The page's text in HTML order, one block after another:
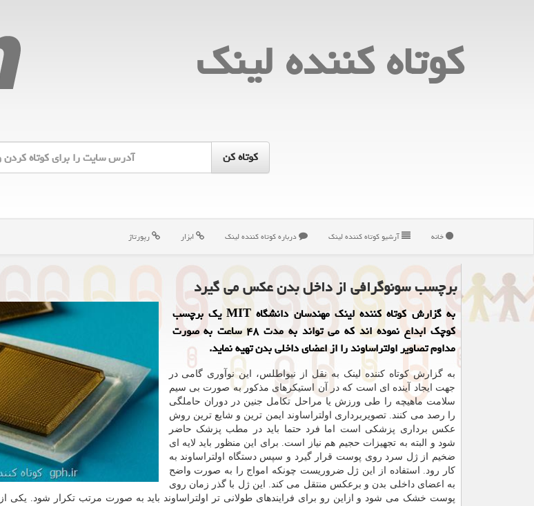
كوتاه كننده لینك
خانه آرشیو كوتاه كننده لینك درباره كوتاه كننده لینك ابزار رپورتاژ
برچسب سونوگرافی از داخل بدن عکس می گیرد
به گزارش کوتاه کننده لینک مهندسان دانشگاه MIT یک برچسب
کوچک ابداع نموده اند که می تواند به مدت ۴۸ ساعت به صورت
مداوم تصاویر اولتراساوند را از اعضای داخلی بدن تهیه نماید.
به گزارش کوتاه کننده لینک به نقل از نیواطلس، این نوآوری گامی در
جهت ایجاد آینده ای است که در آن استیکرهای مذکور به صورت بی سیم
سلامت ماهیچه را طی ورزش یا مراحل تکامل جنین در دوران حاملگی
را رصد می کنند. تصویربرداری اولتراساوند ایمن ترین و شایع ترین روش
عکس برداری پزشکی است اما فرد حتما باید در مطب پزشک حاضر
شود و البته به تجهیزات حجیم هم نیاز است. برای این منظور باید لایه ای
ضخیم از ژل سرد روی پوست قرار گیرد و سپس دستگاه اولتراساوند به
کار رود. استفاده از این ژل ضروریست چونکه امواج را به صورت واضح
به اعضای داخلی بدن و برعکس منتقل می کند. این ژل با گذر زمان روی
پوست خشک می شود و ازاین رو برای فرایندهای طولانی تر اولتراساوند باید به صورت مرتب تکرار شود. یکی از